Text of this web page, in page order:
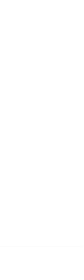
kehittyä!